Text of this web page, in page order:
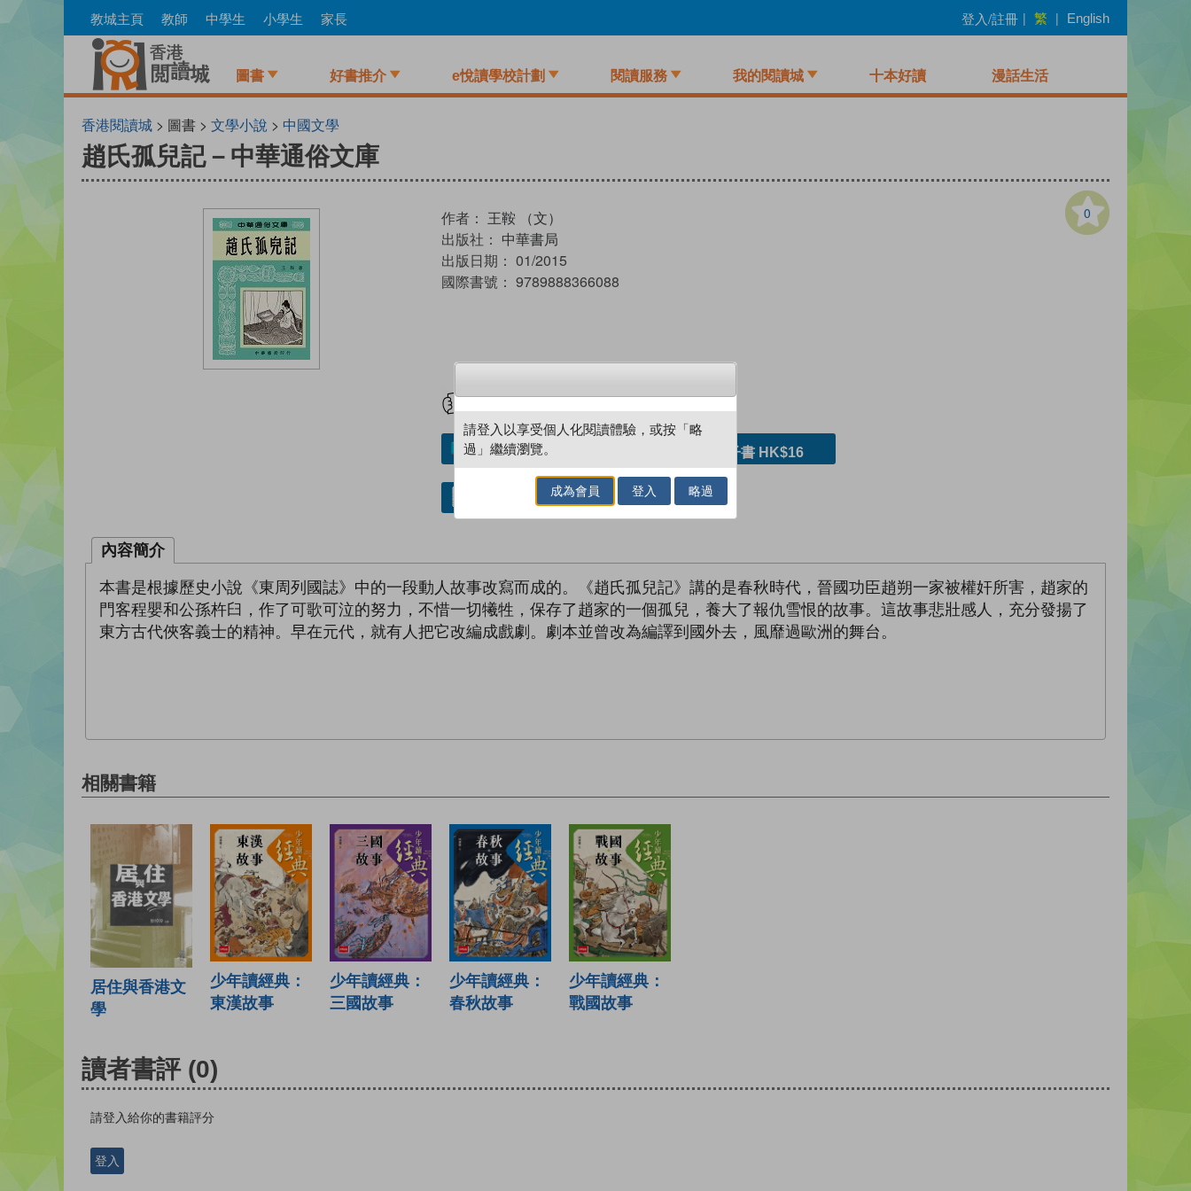
to
教城主頁 教師 中學生 小學生 家長 登入/註冊 | 繁 | English
圖書 好書推介 e悅讀學校計劃 閱讀服務 我的閱讀城 十本好讀 漫話生活
香港閱讀城 > 圖書 > 文學小說 > 中國文學
趙氏孤兒記－中華通俗文庫
0
作者： 王鞍 （文）
出版社： 中華書局
出版日期： 01/2015
國際書號： 9789888366088
加入／閱讀電子書 購買電子書 HK$16
借閱實體書
內容簡介
本書是根據歷史小說《東周列國誌》中的一段動人故事改寫而成的。《趙氏孤兒記》講的是春秋時代，晉國功臣趙朔一家被權奸所害，趙家的
門客程嬰和公孫杵臼，作了可歌可泣的努力，不惜一切犧牲，保存了趙家的一個孤兒，養大了報仇雪恨的故事。這故事悲壯感人，充分發揚了
東方古代俠客義士的精神。早在元代，就有人把它改編成戲劇。劇本並曾改為編譯到國外去，風靡過歐洲的舞台。
相關書籍
居住與香港文
學
少年讀經典：
東漢故事
少年讀經典：
三國故事
少年讀經典：
春秋故事
少年讀經典：
戰國故事
讀者書評 (0)
請登入給你的書籍評分
登入
請登入以享受個人化閱讀體驗，或按「略
過」繼續瀏覽。
成為會員 登入 略過